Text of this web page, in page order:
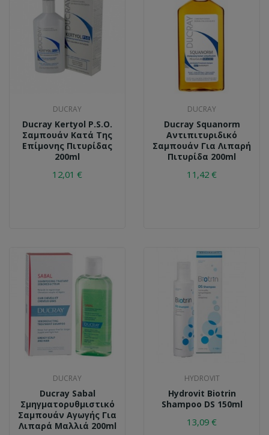
DUCRAY
Ducray Kertyol P.S.O.
Σαμπουάν Κατά Της
Επίμονης Πιτυρίδας
200ml
12,01 €
DUCRAY
Ducray Squanorm
Αντιπιτυριδικό
Σαμπουάν Για Λιπαρή
Πιτυρίδα 200ml
11,42 €
DUCRAY
Ducray Sabal
Σμηγματορυθμιστικό
Σαμπουάν Αγωγής Για
Λιπαρά Μαλλιά 200ml
HYDROVIT
Hydrovit Biotrin
Shampoo DS 150ml
13,09 €